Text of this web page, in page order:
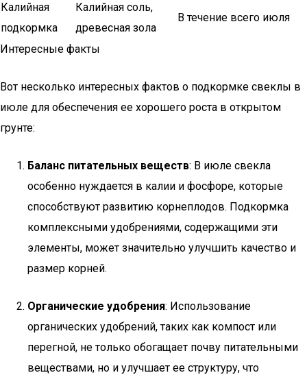
Калийная
подкормка
Калийная соль,
древесная зола
В течение всего июля
Интересные факты
Вот несколько интересных фактов о подкормке свеклы в
июле для обеспечения ее хорошего роста в открытом
грунте:
Баланс питательных веществ: В июле свекла
особенно нуждается в калии и фосфоре, которые
способствуют развитию корнеплодов. Подкормка
комплексными удобрениями, содержащими эти
элементы, может значительно улучшить качество и
размер корней.
Органические удобрения: Использование
органических удобрений, таких как компост или
перегной, не только обогащает почву питательными
веществами, но и улучшает ее структуру, что